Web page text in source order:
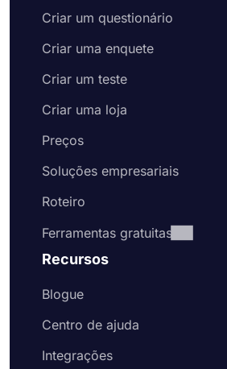
Criar um questionário
Criar uma enquete
Criar um teste
Criar uma loja
Preços
Soluções empresariais
Roteiro
Ferramentas gratuitas
Recursos
Blogue
Centro de ajuda
Integrações